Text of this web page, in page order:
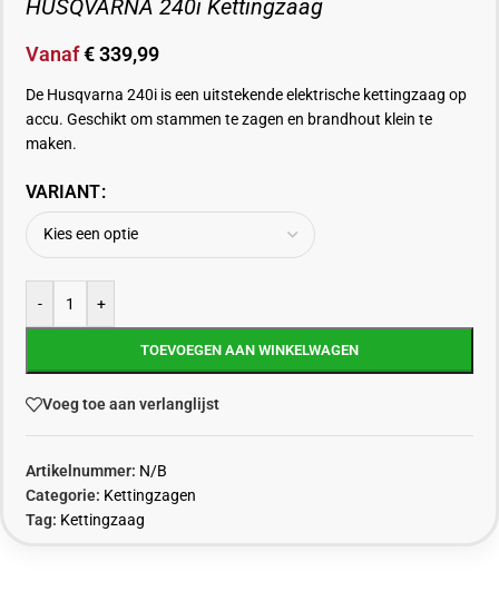
HUSQVARNA 240i Kettingzaag
Vanaf€339,99
De Husqvarna 240i is een uitstekende elektrische kettingzaag op
accu. Geschikt om stammen te zagen en brandhout klein te
maken.
VARIANT
- +
TOEVOEGEN AAN WINKELWAGEN
Voeg toe aan verlanglijst
Artikelnummer: N/B
Categorie: Kettingzagen
Tag: Kettingzaag